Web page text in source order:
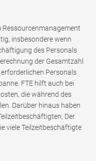
Ressourcenmanagement
insbesondere wenn
des Personals
der Gesamtzahl
Personals
FTE hilft auch bei
die während des
Darüber hinaus haben
Der
viele Teilzeitbeschäftigte